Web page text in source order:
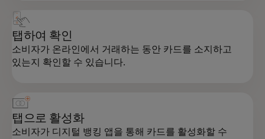
탭하여 확인
소비자가 온라인에서 거래하는 동안 카드를 소지하고
있는지 확인할 수 있습니다.
탭으로 활성화
소비자가 디지털 뱅킹 앱을 통해 카드를 활성화할 수